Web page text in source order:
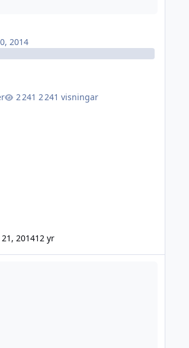
2014
2 241 visningar
201412 yr